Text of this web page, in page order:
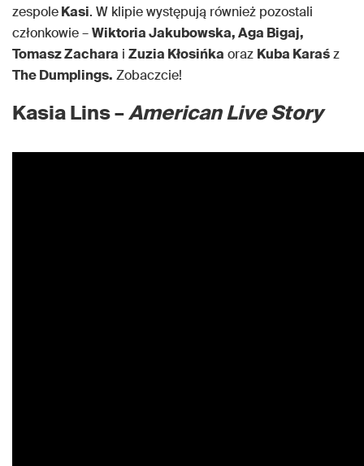
zespoleKasi. W klipie występują również pozostali
członkowie –Wiktoria Jakubowska, Aga Bigaj,
Tomasz Zachara i Zuzia Kłosińka oraz Kuba Karaśz
The Dumplings. Zobaczcie!
Kasia Lins –American Live Story